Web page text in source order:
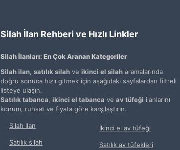
Silah İlan Rehberi ve Hızlı Linkler
Silah İlanları: En Çok Aranan Kategoriler
Silah ilan satılık silah ve ikinci el silah aramalarında
doğru sonuca hızlı gitmek için aşağıdaki sayfalardan filtreli
listeye ulaşın.
Satılık tabanca ikinci el tabanca ve av tüfeği ilanlarını
konum, ruhsat ve fiyata göre karşılaştırın.
Silah ilan
Satılık silah
İkinci el av tüfeği
Satılık av tüfekleri